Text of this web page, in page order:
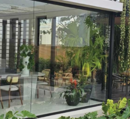
28/07/2026